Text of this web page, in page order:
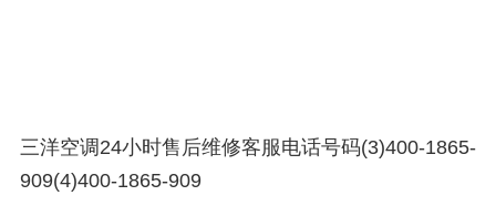
三洋空调24小时售后维修客服电话号码(3)400-1865-
909(4)400-1865-909